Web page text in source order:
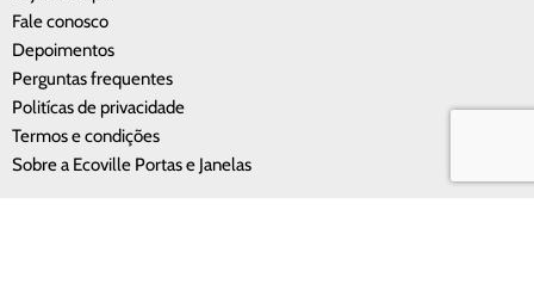
Fale conosco
Depoimentos
Perguntas frequentes
Politícas de privacidade
Termos e condições
Sobre a Ecoville Portas e Janelas